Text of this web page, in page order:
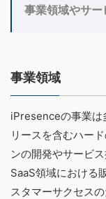
事業領域やサ
事業領域
iPresenceの事業は
リースを含むハー
ンの開発やサービ
SaaS領域における
スタマーサクセス